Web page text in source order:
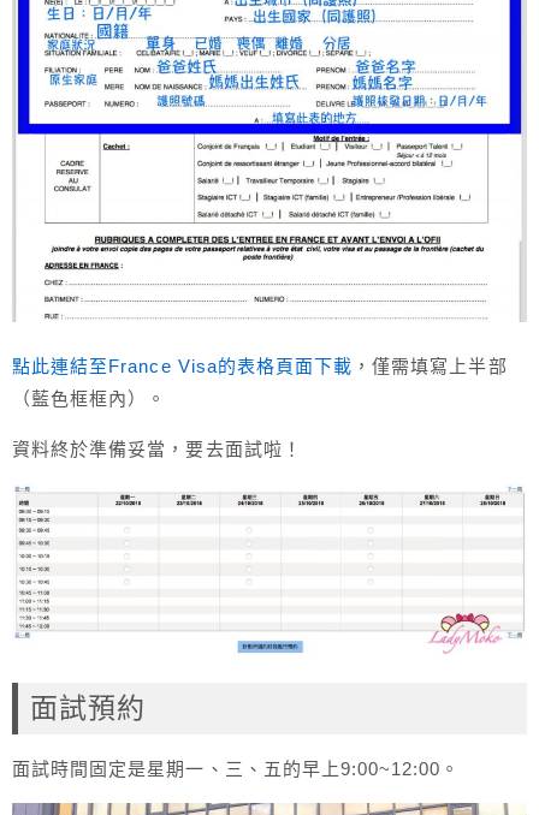
點此連結至France Visa的表格頁面下載 ，僅需填寫上半部
（藍色框框內）。
資料終於準備妥當，要去面試啦！
面試預約
面試時間固定是星期一、三、五的早上9:00~12:00。